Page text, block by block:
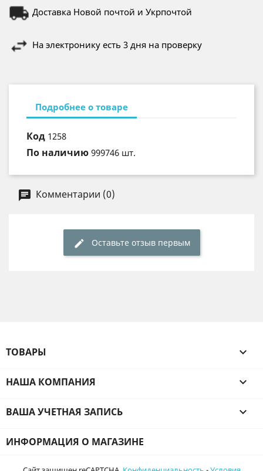
Доставка Новой почтой и Укрпочтой
На электронику есть 3 дня на проверку
Подробнее о товаре
Код 1258
По наличию 999746 шт.
Комментарии (0)
Оставьте отзыв первым
ТОВАРЫ 
НАША КОМПАНИЯ 
ВАША УЧЕТНАЯ ЗАПИСЬ 
ИНФОРМАЦИЯ О МАГАЗИНЕ